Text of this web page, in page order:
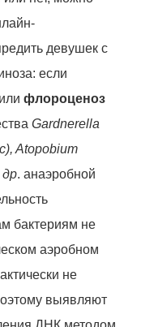
девушек с
если
илифлороценоз
Gardnerella
Atopobium
др. анаэробной
бактериям не
аэробном
не
выявляют